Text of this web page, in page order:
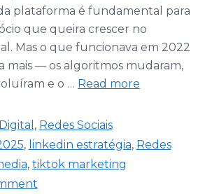
plataforma é fundamental para
que queira crescer no
Mas o que funcionava em 2022
mais — os algoritmos mudaram,
e o … Read more
, Redes Sociais
, linkedin estratégia, Redes
, tiktok marketing